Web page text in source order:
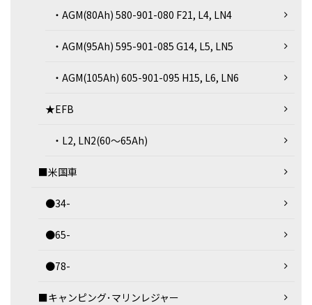
・AGM(80Ah) 580-901-080 F21, L4, LN4
・AGM(95Ah) 595-901-085 G14, L5, LN5
・AGM(105Ah) 605-901-095 H15, L6, LN6
★EFB
・L2, LN2(60～65Ah)
■米国車
●34-
●65-
●78-
■キャンピング･マリンレジャー